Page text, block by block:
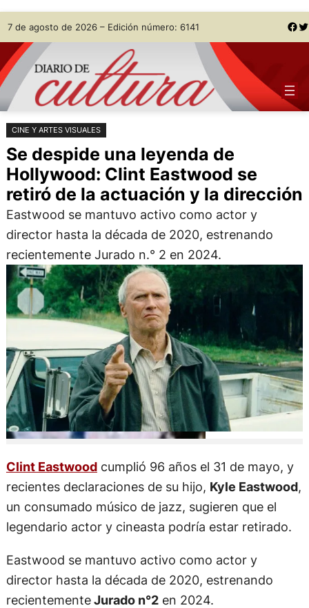
Saltar
al
contenido
Skip
to
content
7 de agosto de 2026 – Edición número: 6141 Facebook Twitter
CINE Y ARTES VISUALES
Se despide una leyenda de
Hollywood: Clint Eastwood se
retiró de la actuación y la dirección
Eastwood se mantuvo activo como actor y
director hasta la década de 2020, estrenando
recientemente Jurado n.° 2 en 2024.
Clint Eastwoodcumplió 96 años el 31 de mayo, y
recientes declaraciones de su hijo, Kyle Eastwood,
un consumado músico de jazz, sugieren que el
legendario actor y cineasta podría estar retirado.
Eastwood se mantuvo activo como actor y
director hasta la década de 2020, estrenando
recientementeJurado n°2en 2024.